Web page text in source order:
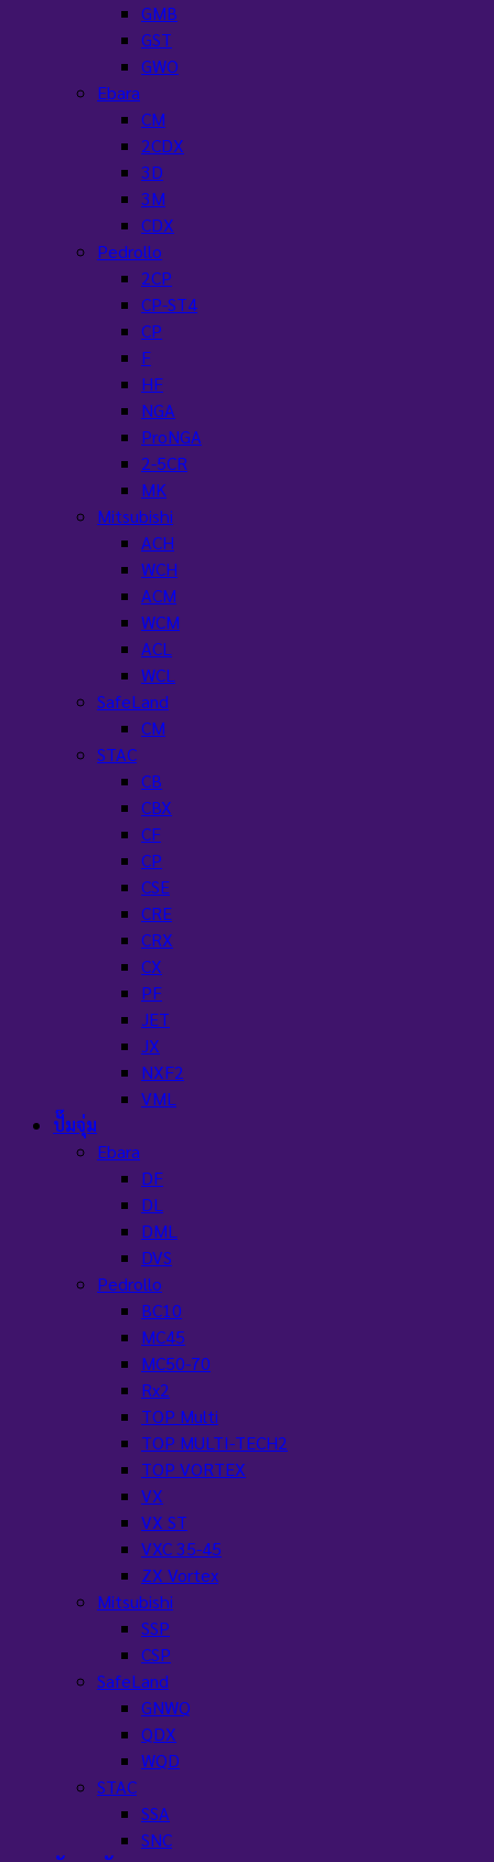
GMB
GST
GWO
Ebara
CM
2CDX
3D
3M
CDX
Pedrollo
2CP
CP-ST4
CP
F
HF
NGA
ProNGA
2-5CR
MK
Mitsubishi
ACH
WCH
ACM
WCM
ACL
WCL
SafeLand
CM
STAC
CB
CBX
CF
CP
CSE
CRE
CRX
CX
PF
JET
JX
NXF2
VML
ปั๊มจุ่ม
Ebara
DF
DL
DML
DVS
Pedrollo
BC10
MC45
MC50-70
Rx2
TOP Multi
TOP MULTI-TECH2
TOP VORTEX
VX
VX ST
VXC 35-45
ZX Vortex
Mitsubishi
SSP
CSP
SafeLand
GNWQ
QDX
WQD
STAC
SSA
SNC